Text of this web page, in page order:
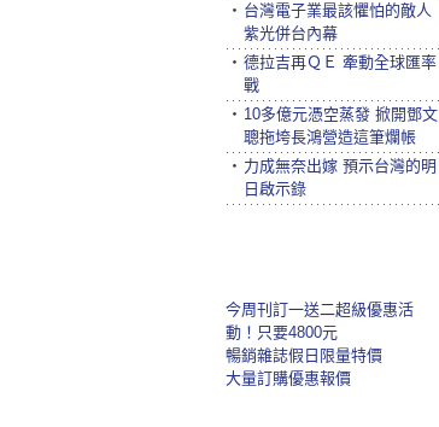
‧ 台灣電子業最該懼怕的敵人
紫光併台內幕
‧ 德拉吉再ＱＥ 牽動全球匯率
戰
‧ 10多億元憑空蒸發 掀開鄧文
聰拖垮長鴻營造這筆爛帳
‧ 力成無奈出嫁 預示台灣的明
日啟示錄
今周刊訂一送二超級優惠活
動！只要4800元
暢銷雜誌假日限量特價
大量訂購優惠報價